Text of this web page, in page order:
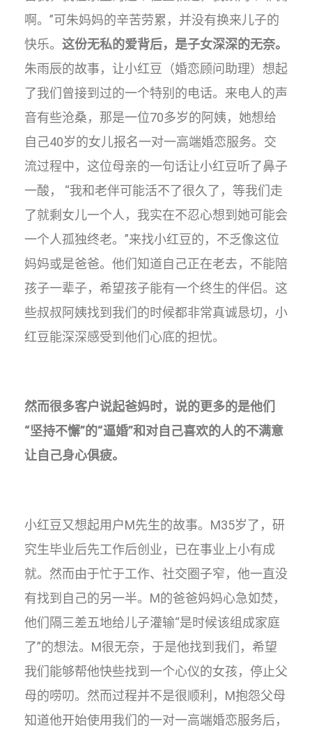
啊。”可朱妈妈的辛苦劳累，并没有换来儿子的
快乐。 这份无私的爱背后，是子女深深的无奈。
朱雨辰的故事，让小红豆（婚恋顾问助理）想起
了我们曾接到过的一个特别的电话。来电人的声
音有些沧桑，那是一位70多岁的阿姨，她想给
自己40岁的女儿报名一对一高端婚恋服务。交
流过程中，这位母亲的一句话让小红豆听了鼻子
一酸， “我和老伴可能活不了很久了，等我们走
了就剩女儿一个人，我实在不忍心想到她可能会
一个人孤独终老。”来找小红豆的，不乏像这位
妈妈或是爸爸。他们知道自己正在老去，不能陪
孩子一辈子，希望孩子能有一个终生的伴侣。这
些叔叔阿姨找到我们的时候都非常真诚恳切，小
红豆能深深感受到他们心底的担忧。
然而很多客户说起爸妈时，说的更多的是他们
“坚持不懈”的“逼婚”和对自己喜欢的人的不满意
让自己身心俱疲。
小红豆又想起用户M先生的故事。M35岁了，研
究生毕业后先工作后创业，已在事业上小有成
就。然而由于忙于工作、社交圈子窄，他一直没
有找到自己的另一半。M的爸爸妈妈心急如焚，
他们隔三差五地给儿子灌输“是时候该组成家庭
了”的想法。M很无奈，于是他找到我们，希望
我们能够帮他快些找到一个心仪的女孩，停止父
母的唠叨。然而过程并不是很顺利，M抱怨父母
知道他开始使用我们的一对一高端婚恋服务后，